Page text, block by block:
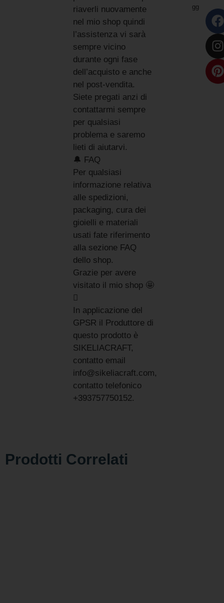
riaverli nuovamente
nel mio shop quindi
l’assistenza vi sarà
sempre vicino
durante ogni fase
dell’acquisto e anche
nel post-vendita.
Siete pregati anzi di
contattarmi sempre
per qualsiasi
problema e saremo
lieti di aiutarvi.
🔔 FAQ
Per qualsiasi
informazione relativa
alle spedizioni,
packaging, cura dei
gioielli e materiali
usati fate riferimento
alla sezione FAQ
dello shop.
Grazie per avere
visitato il mio shop 🤩

In applicazione del
GPSR il Produttore di
questo prodotto è
SIKELIACRAFT,
contatto email
info@sikeliacraft.com,
contatto telefonico
+393757750152.
gg
Prodotti Correlati